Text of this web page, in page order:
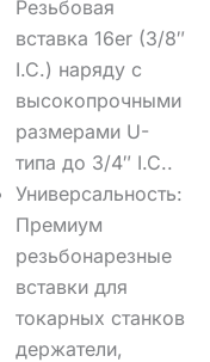
Резьбовая
вставка 16er (3/8″
I.C.) наряду с
высокопрочными
размерами U-
типа до 3/4″ I.C..
Универсальность:
Премиум
резьбонарезные
вставки для
токарных станков
держатели,